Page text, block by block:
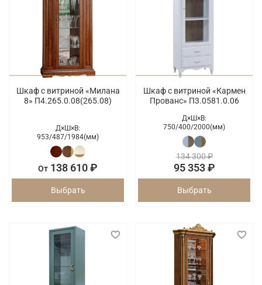
Шкаф с витриной «Милана
8» П4.265.0.08(265.08)
Д×Ш×В:
953/487/1984(мм)
От 138 610 ₽
Выбрать
Шкаф с витриной «Кармен
Прованс» П3.0581.0.06
Д×Ш×В:
750/400/2000(мм)
134 300 ₽
95 353 ₽
Выбрать